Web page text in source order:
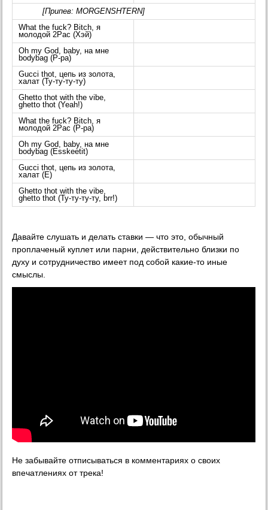
[Припев: MORGENSHTERN]
What the fuck? Bitch, я
молодой 2Pac (Хэй)
Oh my God, baby, на мне
bodybag (Р-ра)
Gucci thot, цепь из золота,
халат (Ту-ту-ту-ту)
Ghetto thot with the vibe,
ghetto thot (Yeah!)
What the fuck? Bitch, я
молодой 2Pac (Р-ра)
Oh my God, baby, на мне
bodybag (Esskeetit)
Gucci thot, цепь из золота,
халат (Е)
Ghetto thot with the vibe,
ghetto thot (Ту-ту-ту-ту, brr!)
Давайте слушать и делать ставки — что это, обычный
проплаченый куплет или парни, действительно близки по
духу и сотрудничество имеет под собой какие-то иные
смыслы.
Не забывайте отписываться в комментариях о своих
впечатлениях от трека!